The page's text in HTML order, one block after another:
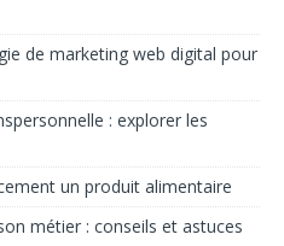
de marketing web digital pour
: explorer les
un produit alimentaire
métier : conseils et astuces